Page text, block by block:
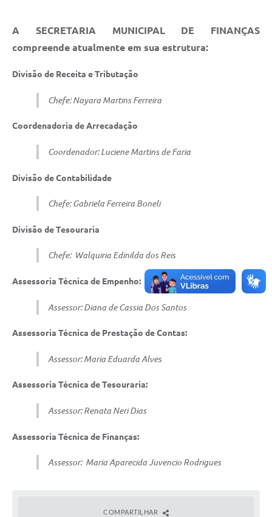
A SECRETARIA MUNICIPAL DE FINANÇAS
compreende atualmente em sua estrutura:
Divisão de Receita e Tributação
Chefe: Nayara Martins Ferreira
Coordenadoria de Arrecadação
Coordenador: Luciene Martins de Faria
Divisão de Contabilidade
Chefe: Gabriela Ferreira Boneli
Divisão de Tesouraria
Chefe: Walquiria Edinilda dos Reis
Assessoria Técnica de Empenho:
Assessor: Diana de Cassia Dos Santos
Assessoria Técnica de Prestação de Contas:
Assessor: Maria Eduarda Alves
Assessoria Técnica de Tesouraria:
Assessor: Renata Neri Dias
Assessoria Técnica de Finanças:
Assessor: Maria Aparecida Juvencio Rodrigues
COMPARTILHAR